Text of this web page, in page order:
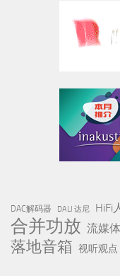
DAC解码器 DALI 达尼 HiFi
合并功放 流媒体
落地音箱 视听观点